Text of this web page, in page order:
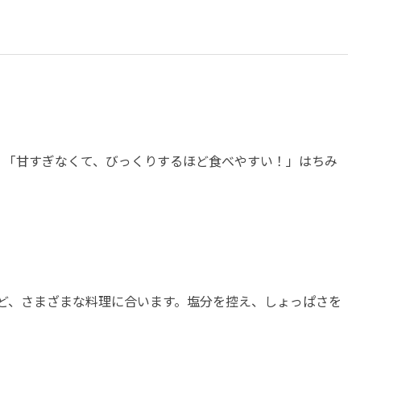
甘すぎなくて、びっくりするほど食べやすい！」はちみ
さまざまな料理に合います。塩分を控え、しょっぱさを